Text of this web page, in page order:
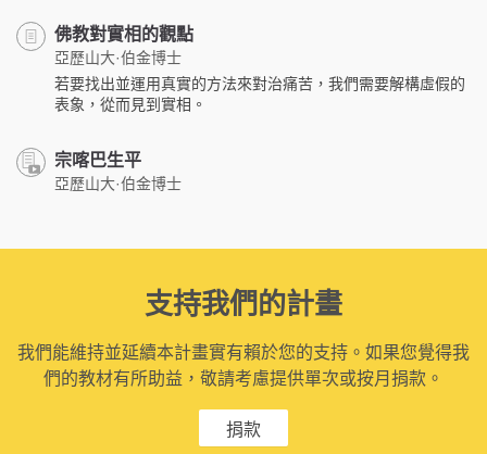
佛教對實相的觀點
亞歷山大·伯金博士
若要找出並運用真實的方法來對治痛苦，我們需要解構虛假的
表象，從而見到實相。
宗喀巴生平
亞歷山大·伯金博士
支持我們的計畫
我們能維持並延續本計畫實有賴於您的支持。如果您覺得我
們的教材有所助益，敬請考慮提供單次或按月捐款。
捐款